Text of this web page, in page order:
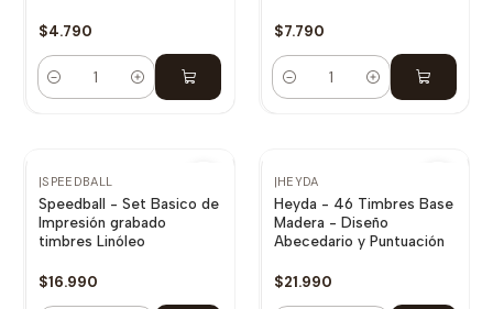
$4.790
Cantidad
$7.790
Cantidad
|SPEEDBALL
Speedball - Set Basico de
Impresión grabado
timbres Linóleo
$16.990
|HEYDA
Heyda - 46 Timbres Base
Madera - Diseño
Abecedario y Puntuación
$21.990